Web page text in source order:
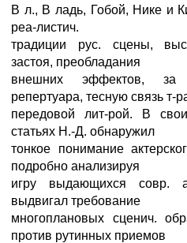
В л., В ладь, Гобой, Нике и
реа-листич.
традиции рус. сцены,
застоя, преобладания
внешних эффектов, за
репертуара, тесную связь т-
передовой лит-рой. В
статьях Н.-Д. обнаружил
тонкое понимание
подробно анализируя
игру выдающихся совр.
выдвигал требование
многоплановых сценич.
против рутинных приемов